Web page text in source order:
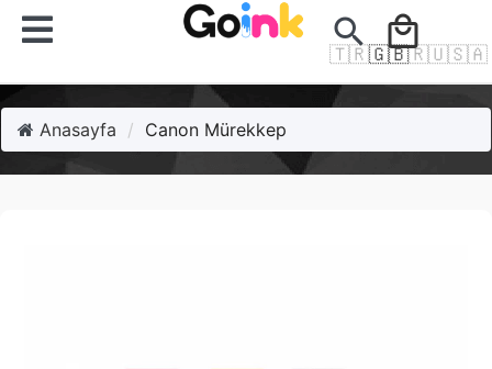
search local_mall
🇹🇷🇬🇧🇷🇺🇸🇦
Anasayfa Canon Mürekkep